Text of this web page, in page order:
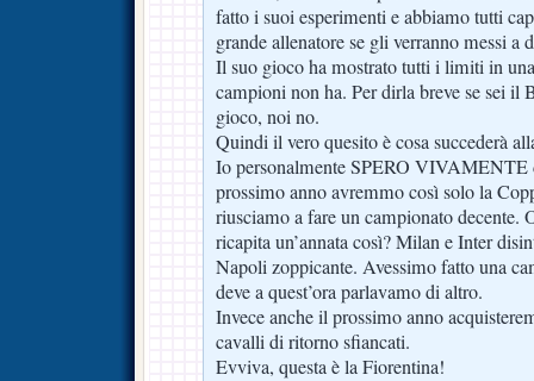
fatto i suoi esperimenti e abbiamo tutti
grande allenatore se gli verranno messi a
Il suo gioco ha mostrato tutti i limiti in
campioni non ha. Per dirla breve se sei il
gioco, noi no.
Quindi il vero quesito è cosa succederà
Io personalmente SPERO
prossimo anno avremmo così solo la
riusciamo a fare un campionato decente.
ricapita un’annata così? Milan e Inter
Napoli zoppicante. Avessimo fatto una
deve a quest’ora parlavamo di altro.
Invece anche il prossimo anno
cavalli di ritorno sfiancati.
Evviva, questa è la Fiorentina!